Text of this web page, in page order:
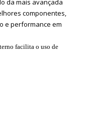
componentes,
e performance em
facilita o uso de